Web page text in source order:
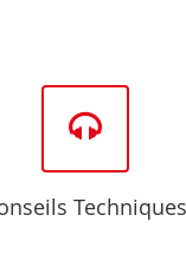
Techniques